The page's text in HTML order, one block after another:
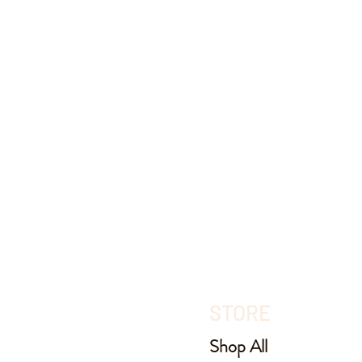
STORE
Shop All